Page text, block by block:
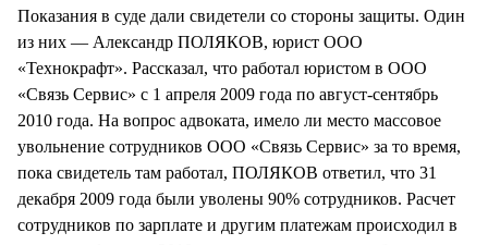
Показания в суде дали свидетели со стороны защиты. Один
из них — Александр ПОЛЯКОВ, юрист ООО
«Технокрафт». Рассказал, что работал юристом в ООО
«Связь Сервис» с 1 апреля 2009 года по август-сентябрь
2010 года. На вопрос адвоката, имело ли место массовое
увольнение сотрудников ООО «Связь Сервис» за то время,
пока свидетель там работал, ПОЛЯКОВ ответил, что 31
декабря 2009 года были уволены 90% сотрудников. Расчет
сотрудников по зарплате и другим платежам происходил в